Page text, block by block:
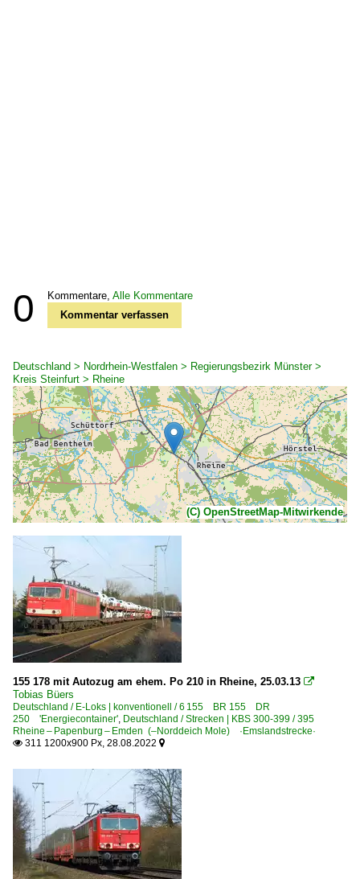
0 Kommentare, Alle Kommentare
Kommentar verfassen
Deutschland > Nordrhein-Westfalen > Regierungsbezirk Münster >
Kreis Steinfurt > Rheine
(C) OpenStreetMap-Mitwirkende
155 178 mit Autozug am ehem. Po 210 in Rheine, 25.03.13 
Tobias Büers
Deutschland / E-Loks | konventionell / 6 155 BR 155 DR
250 'Energiecontainer', Deutschland / Strecken | KBS 300-399 / 395
Rheine – Papenburg – Emden (–Norddeich Mole) ·Emslandstrecke·
 311 1200x900 Px, 28.08.2022 